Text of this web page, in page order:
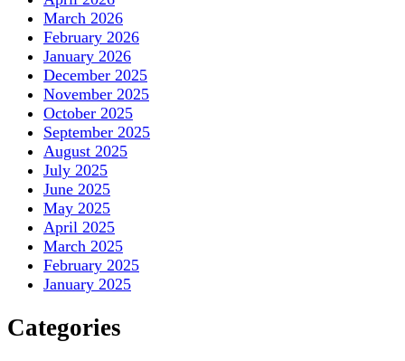
March 2026
February 2026
January 2026
December 2025
November 2025
October 2025
September 2025
August 2025
July 2025
June 2025
May 2025
April 2025
March 2025
February 2025
January 2025
Categories